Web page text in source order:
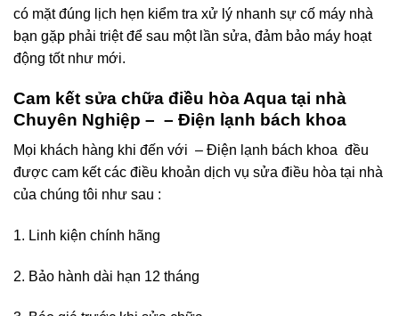
có mặt đúng lịch hẹn kiểm tra xử lý nhanh sự cố máy nhà
bạn gặp phải triệt để sau một lần sửa, đảm bảo máy hoạt
động tốt như mới.
Cam kết sửa chữa điều hòa Aqua tại nhà
Chuyên Nghiệp – – Điện lạnh bách khoa
Mọi khách hàng khi đến với – Điện lạnh bách khoa đều
được cam kết các điều khoản dịch vụ sửa điều hòa tại nhà
của chúng tôi như sau :
1. Linh kiện chính hãng
2. Bảo hành dài hạn 12 tháng